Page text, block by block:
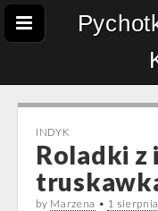
INDYK
Roladki z
by Marzena • 1